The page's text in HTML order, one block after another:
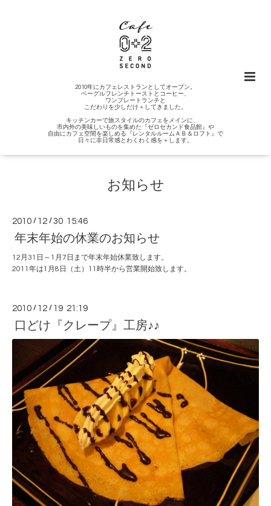
2010年にカフェレストランとしてオープン。
ベーグルフレンチトーストとコーヒー、
ワンプレートランチと
こだわりを少しだけ＋してきました。
キッチンカーで旅スタイルのカフェをメインに、
市内外の美味しいものを集めた『ゼロセカンド食品館』や
自由にカフェ空間を楽しめる『レンタルルームＡＢ＆ロフト』で
日々に非日常感とわくわく感を＋します。
お知らせ
2010 / 12 /30 15:46
年末年始の休業のお知らせ
12月31日～1月7日まで年末年始休業致します。
2011年は1月8日（土）11時半から営業開始致します。
2010 / 12 / 19 21:19
口どけ『クレープ』工房♪♪